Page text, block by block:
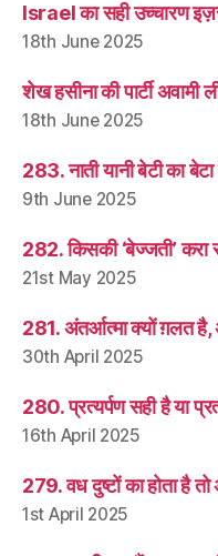
Israel का सही उच्चारण
18th June 2025
शेख हसीना की पार्टी अवामी
18th June 2025
283. नाती यानी बेटी का
9th June 2025
282. किसकी ‘बेज्जती’ करा
21st May 2025
281. अंतर्आत्मा क्यों ग़लत है,
30th April 2025
280. प्रत्यर्पण सही है या
16th April 2025
279. वध दुष्टों का होता है
1st April 2025